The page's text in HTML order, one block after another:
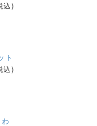
込)
ト
込)